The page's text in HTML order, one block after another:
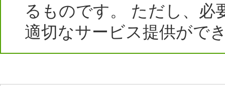
るものです。 ただし、必
適切なサービス提供がで